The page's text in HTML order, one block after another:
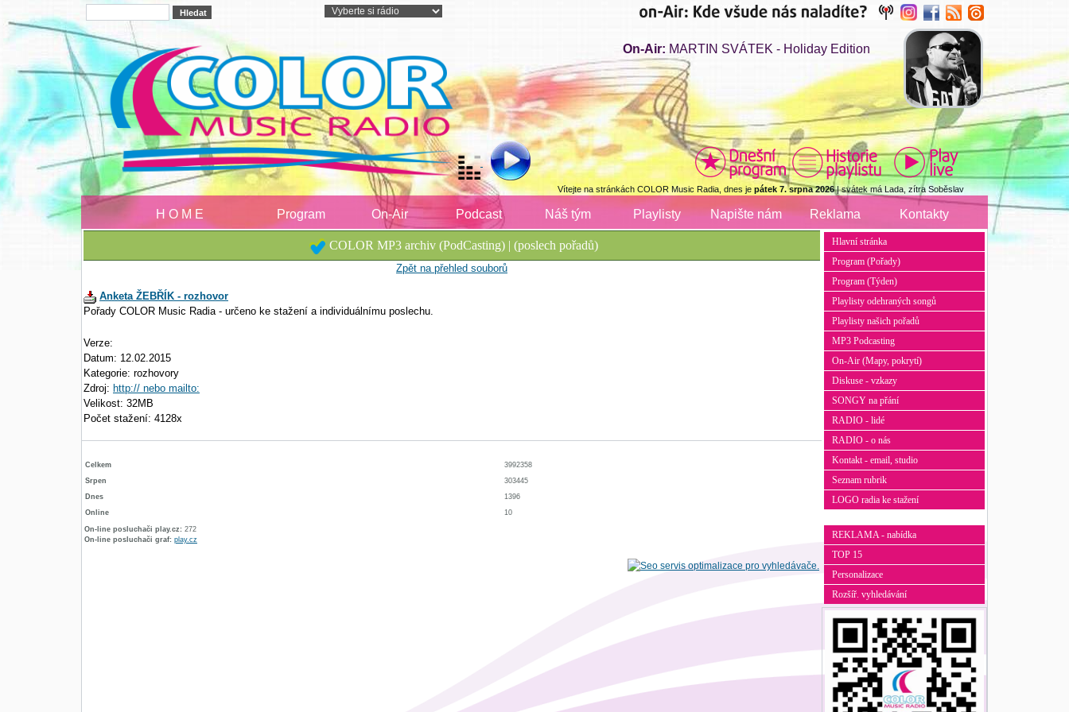
On-Air: MARTIN SVÁTEK - Holiday Edition
Vítejte na stránkách COLOR Music Radia, dnes je pátek 7. srpna 2026| svátek má Lada, zítra Soběslav
H O M E Program On-Air Podcast Náš tým Playlisty Napište nám Reklama Kontakty
COLOR MP3 archiv (PodCasting) | (poslech pořadů)
Zpět na přehled souborů
Anketa ŽEBŘÍK - rozhovor
Pořady COLOR Music Radia - určeno ke stažení a individuálnímu poslechu.
Verze:
Datum: 12.02.2015
Kategorie: rozhovory
Zdroj: http:// nebo mailto:
Velikost: 32MB
Počet stažení: 4128x
Celkem
3992358
Srpen
303445
Dnes
1396
Online
10
On-line posluchači play.cz: 272
On-line posluchači graf: play.cz
Hlavní stránka
Program (Pořady)
Program (Týden)
Playlisty odehraných songů
Playlisty našich pořadů
MP3 Podcasting
On-Air (Mapy, pokrytí)
Diskuse - vzkazy
SONGY na přání
RADIO - lidé
RADIO - o nás
Kontakt - email, studio
Seznam rubrik
LOGO radia ke stažení
REKLAMA - nabídka
TOP 15
Personalizace
Rozšíř. vyhledávání